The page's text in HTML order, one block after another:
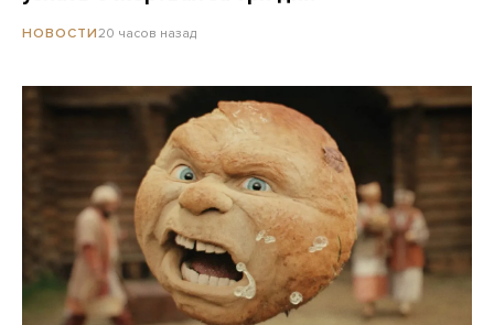
НОВОСТИ 20 часов назад